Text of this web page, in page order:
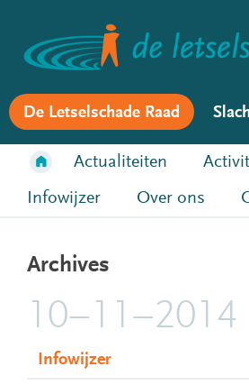
De Letselschade Raad
Actualiteiten
Infowijzer
Over ons
Archives
10–11–2014
Infowijzer